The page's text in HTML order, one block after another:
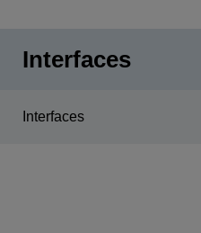
Interfaces
Interfaces